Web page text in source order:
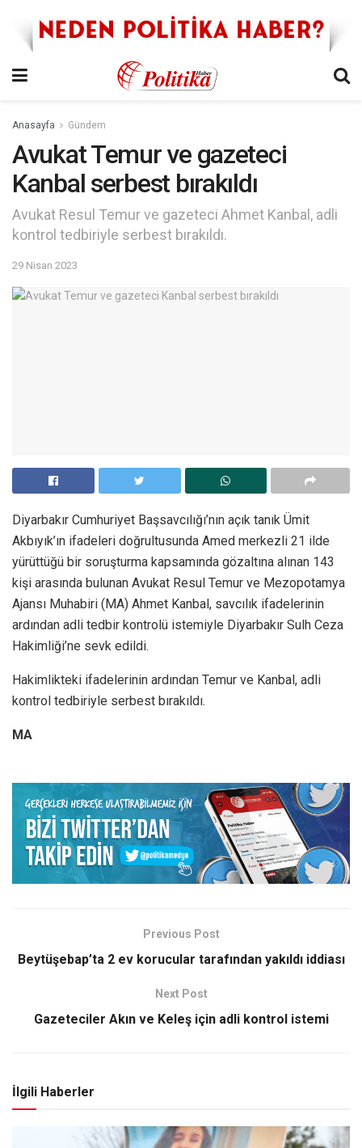
Anasayfa Gündem
Avukat Temur ve gazeteci
Kanbal serbest bırakıldı
Avukat Resul Temur ve gazeteci Ahmet Kanbal, adli
kontrol tedbiriyle serbest bırakıldı.
29 Nisan 2023
Diyarbakır Cumhuriyet Başsavcılığı’nın açık tanık Ümit
Akbıyık’ın ifadeleri doğrultusunda Amed merkezli 21 ilde
yürüttüğü bir soruşturma kapsamında gözaltına alınan 143
kişi arasında bulunan Avukat Resul Temur ve Mezopotamya
Ajansı Muhabiri (MA) Ahmet Kanbal, savcılık ifadelerinin
ardından adli tedbir kontrolü istemiyle Diyarbakır Sulh Ceza
Hakimliği’ne sevk edildi.
Hakimlikteki ifadelerinin ardından Temur ve Kanbal, adli
kontrol tedbiriyle serbest bırakıldı.
MA
Previous Post
Beytüşebap’ta 2 ev korucular tarafından yakıldı iddiası
Next Post
Gazeteciler Akın ve Keleş için adli kontrol istemi
İlgili Haberler